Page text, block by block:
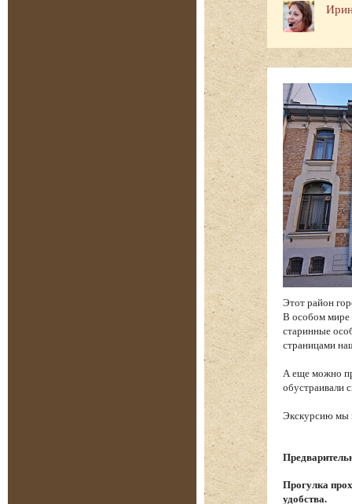
Этот район
В особом мире
старинные
страницами
А еще можно
обустраивали
Экскурсию мы
Прогулка
удобства.